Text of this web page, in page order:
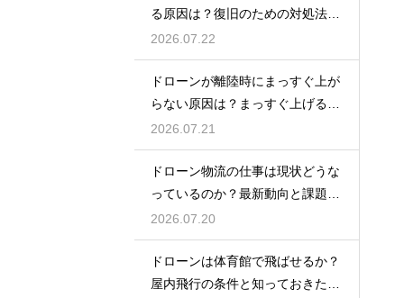
る原因は？復旧のための対処法を
解説
2026.07.22
ドローンが離陸時にまっすぐ上が
らない原因は？まっすぐ上げるた
めのコツを解説
2026.07.21
ドローン物流の仕事は現状どうな
っているのか？最新動向と課題を
解説
2026.07.20
ドローンは体育館で飛ばせるか？
屋内飛行の条件と知っておきたい